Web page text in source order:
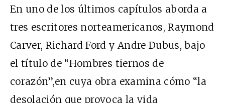
En uno de los últimos capítulos aborda a
tres escritores norteamericanos, Raymond
Carver, Richard Ford y Andre Dubus, bajo
el título de “Hombres tiernos de
corazón”,en cuya obra examina cómo “la
desolación que provoca la vida